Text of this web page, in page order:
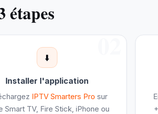
02
⬇️
Installer l'application
IPTV Smarters Pro sur
Smart TV, Fire Stick, iPhone ou